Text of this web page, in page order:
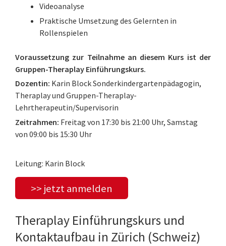
Videoanalyse
Praktische Umsetzung des Gelernten in
Rollenspielen
Voraussetzung zur Teilnahme an diesem Kurs ist der
Gruppen-Theraplay Einführungskurs.
Dozentin: Karin Block Sonderkindergartenpädagogin,
Theraplay und Gruppen-Theraplay-
Lehrtherapeutin/Supervisorin
Zeitrahmen: Freitag von 17:30 bis 21:00 Uhr, Samstag
von 09:00 bis 15:30 Uhr
Leitung: Karin Block
>> jetzt anmelden
Theraplay Einführungskurs und
Kontaktaufbau in Zürich (Schweiz)